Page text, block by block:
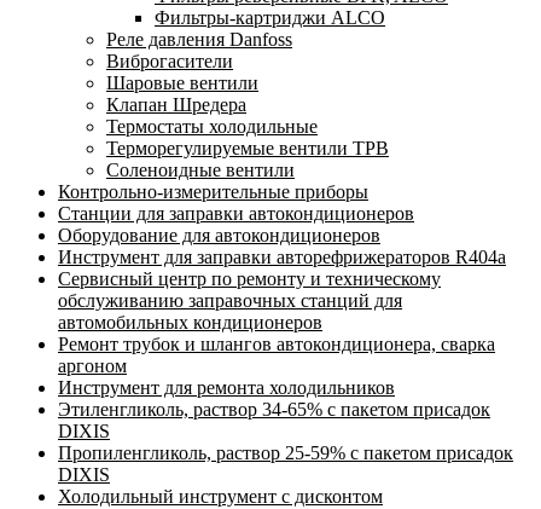
Фильтры-картриджи ALCO
Реле давления Danfoss
Виброгасители
Шаровые вентили
Клапан Шредера
Термостаты холодильные
Терморегулируемые вентили ТРВ
Соленоидные вентили
Контрольно-измерительные приборы
Станции для заправки автокондиционеров
Оборудование для автокондиционеров
Инструмент для заправки авторефрижераторов R404a
Сервисный центр по ремонту и техническому
обслуживанию заправочных станций для
автомобильных кондиционеров
Ремонт трубок и шлангов автокондиционера, сварка
аргоном
Инструмент для ремонта холодильников
Этиленгликоль, раствор 34-65% с пакетом присадок
DIXIS
Пропиленгликоль, раствор 25-59% с пакетом присадок
DIXIS
Холодильный инструмент с дисконтом